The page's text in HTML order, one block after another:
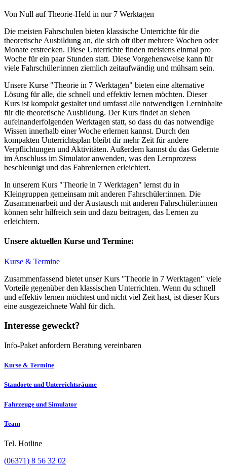
Von Null auf Theorie-Held in nur 7 Werktagen
Die meisten Fahrschulen bieten klassische Unterrichte für die
theoretische Ausbildung an, die sich oft über mehrere Wochen oder
Monate erstrecken. Diese Unterrichte finden meistens einmal pro
Woche für ein paar Stunden statt. Diese Vorgehensweise kann für
viele Fahrschüler:innen ziemlich zeitaufwändig und mühsam sein.
Unsere Kurse "Theorie in 7 Werktagen" bieten eine alternative
Lösung für alle, die schnell und effektiv lernen möchten. Dieser
Kurs ist kompakt gestaltet und umfasst alle notwendigen Lerninhalte
für die theoretische Ausbildung. Der Kurs findet an sieben
aufeinanderfolgenden Werktagen statt, so dass du das notwendige
Wissen innerhalb einer Woche erlernen kannst. Durch den
kompakten Unterrichtsplan bleibt dir mehr Zeit für andere
Verpflichtungen und Aktivitäten. Außerdem kannst du das Gelernte
im Anschluss im Simulator anwenden, was den Lernprozess
beschleunigt und das Fahrenlernen erleichtert.
In unserem Kurs "Theorie in 7 Werktagen" lernst du in
Kleingruppen gemeinsam mit anderen Fahrschüler:innen. Die
Zusammenarbeit und der Austausch mit anderen Fahrschüler:innen
können sehr hilfreich sein und dazu beitragen, das Lernen zu
erleichtern.
Unsere aktuellen Kurse und Termine:
Kurse & Termine
Zusammenfassend bietet unser Kurs "Theorie in 7 Werktagen" viele
Vorteile gegenüber den klassischen Unterrichten. Wenn du schnell
und effektiv lernen möchtest und nicht viel Zeit hast, ist dieser Kurs
eine ausgezeichnete Wahl für dich.
Interesse geweckt?
Info-Paket anfordern Beratung vereinbaren
Kurse & Termine
Standorte und Unterrichtsräume
Fahrzeuge und Simulator
Team
Tel. Hotline
(06371) 8 56 32 02